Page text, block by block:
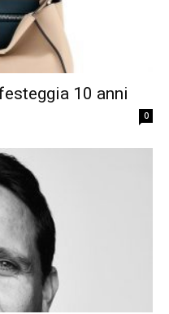
10 anni
0